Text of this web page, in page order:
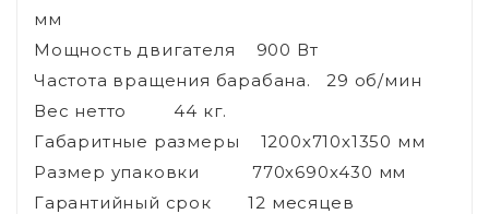
мм
Мощность двигателя 900 Вт
Частота вращения барабана. 29 об/мин
Вес нетто 44 кг.
Габаритные размеры 1200х710х1350 мм
Размер упаковки 770х690х430 мм
Гарантийный срок 12 месяцев